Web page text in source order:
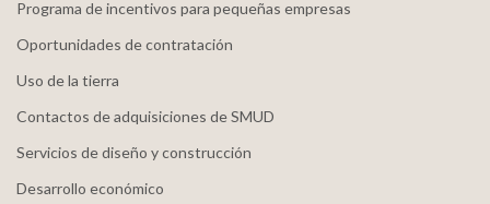
Programa de incentivos para pequeñas empresas
Oportunidades de contratación
Uso de la tierra
Contactos de adquisiciones de SMUD
Servicios de diseño y construcción
Desarrollo económico